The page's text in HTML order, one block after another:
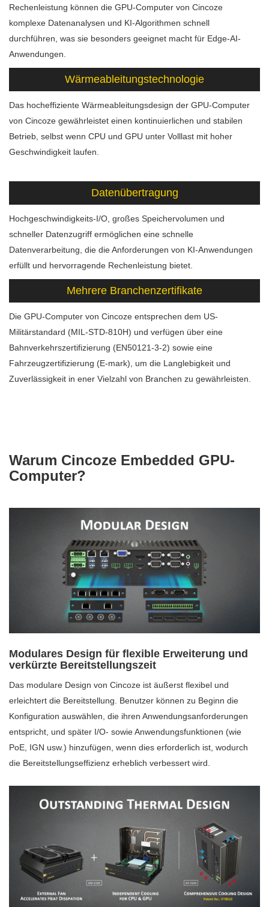
Rechenleistung können die GPU-Computer von Cincoze
komplexe Datenanalysen und KI-Algorithmen schnell
durchführen, was sie besonders geeignet macht für Edge-AI-
Anwendungen.
Wärmeableitungstechnologie
Das hocheffiziente Wärmeableitungsdesign der GPU-Computer
von Cincoze gewährleistet einen kontinuierlichen und stabilen
Betrieb, selbst wenn CPU und GPU unter Volllast mit hoher
Geschwindigkeit laufen.
Datenübertragung
Hochgeschwindigkeits-I/O, großes Speichervolumen und
schneller Datenzugriff ermöglichen eine schnelle
Datenverarbeitung, die die Anforderungen von KI-Anwendungen
erfüllt und hervorragende Rechenleistung bietet.
Mehrere Branchenzertifikate
Die GPU-Computer von Cincoze entsprechen dem US-
Militärstandard (MIL-STD-810H) und verfügen über eine
Bahnverkehrszertifizierung (EN50121-3-2) sowie eine
Fahrzeugzertifizierung (E-mark), um die Langlebigkeit und
Zuverlässigkeit in ener Vielzahl von Branchen zu gewährleisten.
Warum Cincoze Embedded GPU-
Computer?
Modulares Design für flexible Erweiterung und
verkürzte Bereitstellungszeit
Das modulare Design von Cincoze ist äußerst flexibel und
erleichtert die Bereitstellung. Benutzer können zu Beginn die
Konfiguration auswählen, die ihren Anwendungsanforderungen
entspricht, und später I/O- sowie Anwendungsfunktionen (wie
PoE, IGN usw.) hinzufügen, wenn dies erforderlich ist, wodurch
die Bereitstellungseffizienz erheblich verbessert wird.